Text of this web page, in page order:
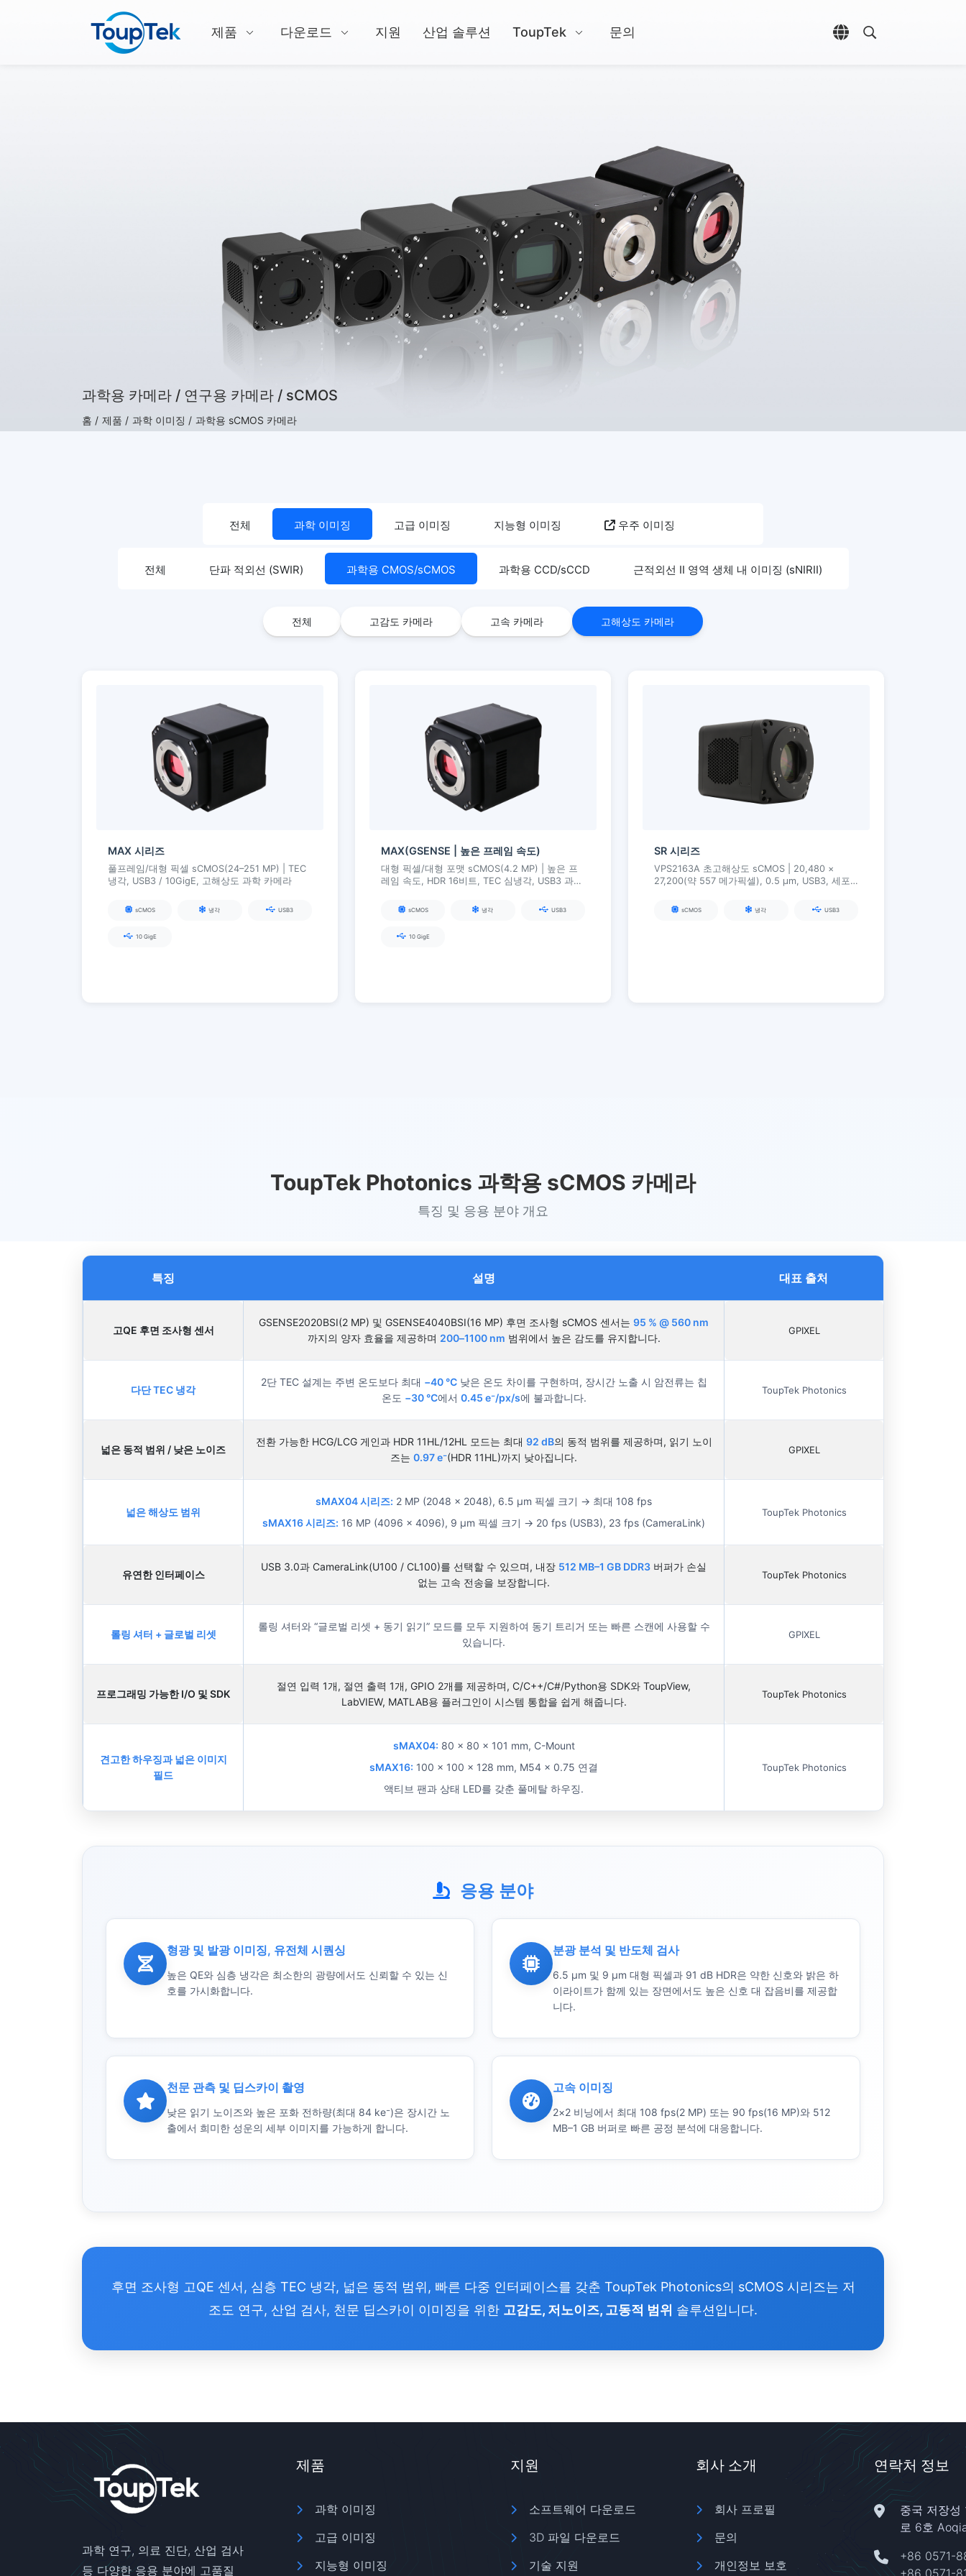
제품 다운로드 지원 산업 솔루션 ToupTek 문의
언어 선택 열기
검색 열기
과학용 카메라 / 연구용 카메라 / sCMOS
홈 / 제품 / 과학 이미징 / 과학용 sCMOS 카메라
전체 과학 이미징 고급 이미징 지능형 이미징 우주 이미징
전체 단파 적외선 (SWIR) 과학용 CMOS/sCMOS 과학용 CCD/sCCD 근적외선 II 영역 생체 내 이미징 (sNIRII)
전체 고감도 카메라 고속 카메라 고해상도 카메라
MAX 시리즈
풀프레임/대형 픽셀 sCMOS(24–251 MP) | TEC
냉각, USB3 / 10GigE, 고해상도 과학 카메라
sCMOS 냉각 USB3
10 GigE
MAX(GSENSE | 높은 프레임 속도)
대형 픽셀/대형 포맷 sCMOS(4.2 MP) | 높은 프
레임 속도, HDR 16비트, TEC 심냉각, USB3 과학
sCMOS 냉각 USB3
10 GigE
SR 시리즈
VPS2163A 초고해상도 sCMOS | 20,480 ×
27,200(약 557 메가픽셀), 0.5 µm, USB3, 세포
sCMOS 냉각 USB3
ToupTek Photonics 과학용 sCMOS 카메라
특징 및 응용 분야 개요
특징 설명 대표 출처
고QE 후면 조사형 센서
GSENSE2020BSI(2 MP) 및 GSENSE4040BSI(16 MP) 후면 조사형 sCMOS 센서는 95 % @ 560 nm
까지의 양자 효율을 제공하며 200–1100 nm 범위에서 높은 감도를 유지합니다.
GPIXEL
다단 TEC 냉각
2단 TEC 설계는 주변 온도보다 최대 −40 °C낮은 온도 차이를 구현하며, 장시간 노출 시 암전류는 칩
온도 −30 °C에서 0.45 e⁻/px/s에 불과합니다.
ToupTek Photonics
넓은 동적 범위 / 낮은 노이즈
전환 가능한 HCG/LCG 게인과 HDR 11HL/12HL 모드는 최대 92 dB의 동적 범위를 제공하며, 읽기 노이
즈는 0.97 e⁻(HDR 11HL)까지 낮아집니다.
GPIXEL
넓은 해상도 범위
sMAX04 시리즈: 2 MP (2048 × 2048), 6.5 µm 픽셀 크기 → 최대 108 fps
sMAX16 시리즈: 16 MP (4096 × 4096), 9 µm 픽셀 크기 → 20 fps (USB3), 23 fps (CameraLink)
ToupTek Photonics
유연한 인터페이스
USB 3.0과 CameraLink(U100 / CL100)를 선택할 수 있으며, 내장 512 MB–1 GB DDR3 버퍼가 손실
없는 고속 전송을 보장합니다.
ToupTek Photonics
롤링 셔터 + 글로벌 리셋
롤링 셔터와 “글로벌 리셋 + 동기 읽기” 모드를 모두 지원하여 동기 트리거 또는 빠른 스캔에 사용할 수
있습니다.
GPIXEL
프로그래밍 가능한 I/O 및 SDK
절연 입력 1개, 절연 출력 1개, GPIO 2개를 제공하며, C/C++/C#/Python용 SDK와 ToupView,
LabVIEW, MATLAB용 플러그인이 시스템 통합을 쉽게 해줍니다.
ToupTek Photonics
견고한 하우징과 넓은 이미지
필드
sMAX04: 80 × 80 × 101 mm, C-Mount
sMAX16: 100 × 100 × 128 mm, M54 × 0.75 연결
액티브 팬과 상태 LED를 갖춘 풀메탈 하우징.
ToupTek Photonics
응용 분야
형광 및 발광 이미징, 유전체 시퀀싱
높은 QE와 심층 냉각은 최소한의 광량에서도 신뢰할 수 있는 신
호를 가시화합니다.
분광 분석 및 반도체 검사
6.5 µm 및 9 µm 대형 픽셀과 91 dB HDR은 약한 신호와 밝은 하
이라이트가 함께 있는 장면에서도 높은 신호 대 잡음비를 제공합
니다.
천문 관측 및 딥스카이 촬영
낮은 읽기 노이즈와 높은 포화 전하량(최대 84 ke⁻)은 장시간 노
출에서 희미한 성운의 세부 이미지를 가능하게 합니다.
고속 이미징
2×2 비닝에서 최대 108 fps(2 MP) 또는 90 fps(16 MP)와 512
MB–1 GB 버퍼로 빠른 공정 분석에 대응합니다.
후면 조사형 고QE 센서, 심층 TEC 냉각, 넓은 동적 범위, 빠른 다중 인터페이스를 갖춘 ToupTek Photonics의 sCMOS 시리즈는 저
조도 연구, 산업 검사, 천문 딥스카이 이미징을 위한 고감도, 저노이즈, 고동적 범위 솔루션입니다.
과학 연구, 의료 진단, 산업 검사
등 다양한 응용 분야에 고품질
제품
과학 이미징
고급 이미징
지능형 이미징
지원
소프트웨어 다운로드
3D 파일 다운로드
기술 지원
회사 소개
회사 프로필
문의
개인정보 보호
연락처 정보
중국 저장성
로 6호
+86 0571-
+86 0571-